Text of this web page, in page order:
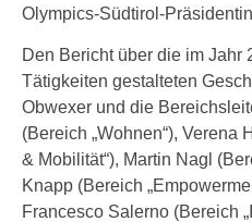
Olympics-Südtirol-
Den Bericht über die im Jahr
Tätigkeiten gestalteten
Obwexer und die
(Bereich „Wohnen“), Verena
& Mobilität“), Martin Nagl
Knapp (Bereich
Francesco Salerno (Bereich